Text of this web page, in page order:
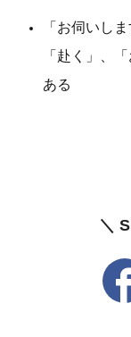
「お伺いし
「赴く」、
ある
＼